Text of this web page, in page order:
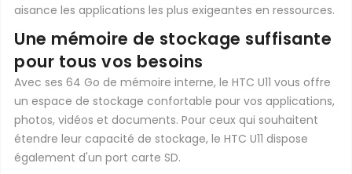
aisance les applications les plus exigeantes en ressources.
Une mémoire de stockage suffisante
pour tous vos besoins
Avec ses 64 Go de mémoire interne, le HTC U11 vous offre
un espace de stockage confortable pour vos applications,
photos, vidéos et documents. Pour ceux qui souhaitent
étendre leur capacité de stockage, le HTC U11 dispose
également d'un port carte SD.